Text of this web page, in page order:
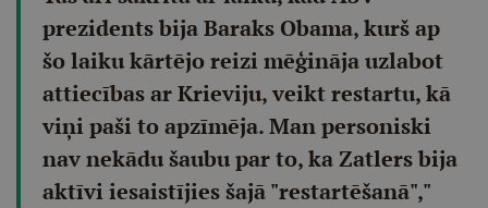
prezidents bija Baraks Obama, kurš ap
šo laiku kārtējo reizi mēģināja uzlabot
attiecības ar Krieviju, veikt restartu, kā
viņi paši to apzīmēja. Man personiski
nav nekādu šaubu par to, ka Zatlers bija
aktīvi iesaistījies šajā "restartēšanā","